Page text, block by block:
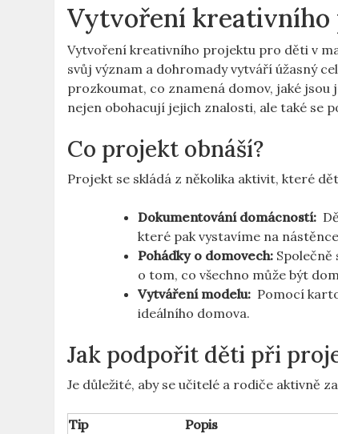
Vytvoření kreativního
Vytvoření kreativního projektu pro‍ děti v
⁢svůj význam a dohromady ‍vytváří úžasný
prozkoumat, ⁢co znamená domov, jaké
nejen obohacují ⁤jejich znalosti, ale také se
Co ⁤projekt obnáší?
Projekt se skládá z ⁢několika⁣ aktivit, které⁢
Dokumentování​ domácností:
které pak ‌vystavíme ⁢na
Pohádky o‍ domovech:
o tom,⁢ co všechno ‌může být
Vytváření ‌modelu:
Pomocí
ideálního​ domova.
Jak podpořit⁤ děti ‍při
Je ⁣důležité, aby‍ se ​učitelé‍ a rodiče aktivně
Tip Popis